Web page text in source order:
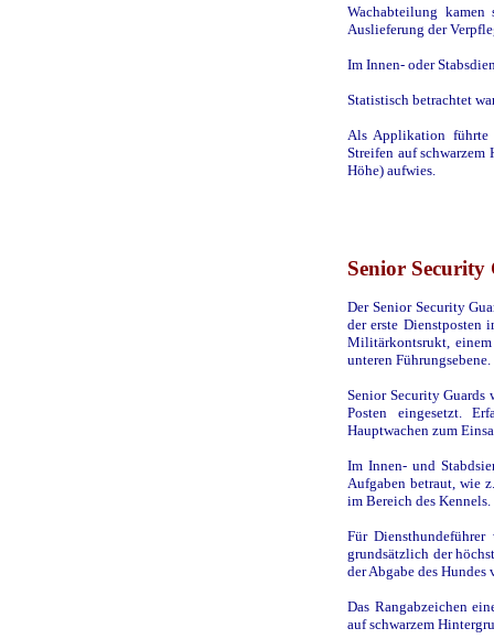
Wachabteilung
Auslieferung der
Im Innen- oder
Statistisch betrachtet
Als Applikation führte
Streifen auf
Höhe) aufwies.
Senior Security
Der Senior Security
der erste Dienstposten
Militärkontsrukt,
unteren Führungsebene.
Senior Security Guards
Posten eingesetzt.
Hauptwachen zum
Im Innen- und
Aufgaben betraut, wie
im Bereich des Kennels.
Für
grundsätzlich der
der Abgabe des Hundes
Das Rangabzeichen
auf schwarzem